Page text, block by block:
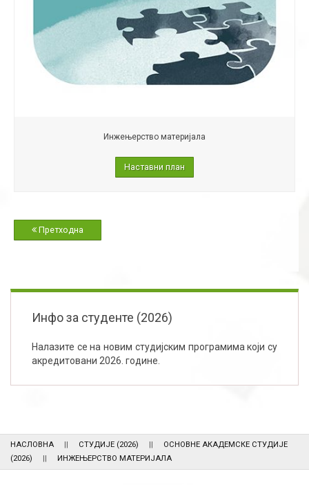
Инжењерство материјала
Наставни план
Претходна
Инфо за студенте (2026)
Налазите се на новим студијским програмима који су
акредитовани 2026. године.
НАСЛОВНА СТУДИЈЕ (2026)
ОСНОВНЕ АКАДЕМСКЕ СТУДИЈЕ
(2026)
ИНЖЕЊЕРСТВО МАТЕРИЈАЛА